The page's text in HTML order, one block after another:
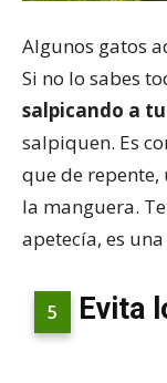
Algunos gatos
Si no lo sabes
salpicando a
salpiquen. Es
que de
la manguera.
apetecía, es
5
Evita